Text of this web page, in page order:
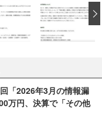
「2026年3月の情報漏
万円、決算で「その他